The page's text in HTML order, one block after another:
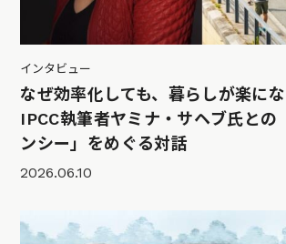
インタビュー
なぜ効率化しても、暮らしが楽にな
IPCC執筆者ヤミナ・サヘブ氏との
ンシー」をめぐる対話
2026.06.10